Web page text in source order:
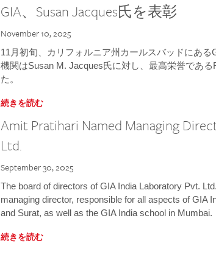
GIA、Susan Jacques氏を表彰
November 10, 2025
11月初旬、カリフォルニア州カールスバッドにあ
機関はSusan M. Jacques氏に対し、最高栄誉であ
た。
続きを読む
Amit Pratihari Named Managing
Ltd.
September 30, 2025
The board of directors of GIA India Laboratory Pvt.
managing director, responsible for all aspects of GIA
and Surat, as well as the GIA India school in Mumbai.
続きを読む